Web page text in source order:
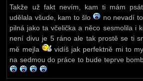
Takže už fakt nevím, kam ti mám
udělala všude, kam to šlo
no nevadí
pilná jako ta včelička a něco sesmolila i
není divu je 5 ráno ale tak prostě se ti
mě mejla
vidíš jak perfektně mi to
na sedmou do práce to bude teprve